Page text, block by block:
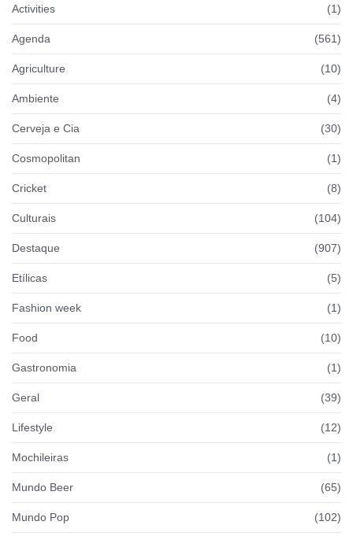
Activities (1)
Agenda (561)
Agriculture (10)
Ambiente (4)
Cerveja e Cia (30)
Cosmopolitan (1)
Cricket (8)
Culturais (104)
Destaque (907)
Etílicas (5)
Fashion week (1)
Food (10)
Gastronomia (1)
Geral (39)
Lifestyle (12)
Mochileiras (1)
Mundo Beer (65)
Mundo Pop (102)